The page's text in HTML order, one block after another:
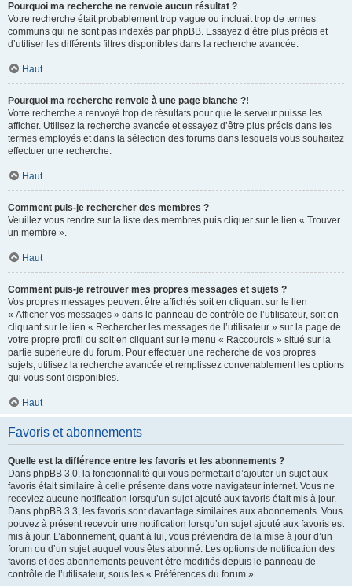
Pourquoi ma recherche ne renvoie aucun résultat ?
Votre recherche était probablement trop vague ou incluait trop de termes
communs qui ne sont pas indexés par phpBB. Essayez d’être plus précis et
d’utiliser les différents filtres disponibles dans la recherche avancée.
Haut
Pourquoi ma recherche renvoie à une page blanche ?!
Votre recherche a renvoyé trop de résultats pour que le serveur puisse les
afficher. Utilisez la recherche avancée et essayez d’être plus précis dans les
termes employés et dans la sélection des forums dans lesquels vous souhaitez
effectuer une recherche.
Haut
Comment puis-je rechercher des membres ?
Veuillez vous rendre sur la liste des membres puis cliquer sur le lien « Trouver
un membre ».
Haut
Comment puis-je retrouver mes propres messages et sujets ?
Vos propres messages peuvent être affichés soit en cliquant sur le lien
« Afficher vos messages » dans le panneau de contrôle de l’utilisateur, soit en
cliquant sur le lien « Rechercher les messages de l’utilisateur » sur la page de
votre propre profil ou soit en cliquant sur le menu « Raccourcis » situé sur la
partie supérieure du forum. Pour effectuer une recherche de vos propres
sujets, utilisez la recherche avancée et remplissez convenablement les options
qui vous sont disponibles.
Haut
Favoris et abonnements
Quelle est la différence entre les favoris et les abonnements ?
Dans phpBB 3.0, la fonctionnalité qui vous permettait d’ajouter un sujet aux
favoris était similaire à celle présente dans votre navigateur internet. Vous ne
receviez aucune notification lorsqu’un sujet ajouté aux favoris était mis à jour.
Dans phpBB 3.3, les favoris sont davantage similaires aux abonnements. Vous
pouvez à présent recevoir une notification lorsqu’un sujet ajouté aux favoris est
mis à jour. L’abonnement, quant à lui, vous préviendra de la mise à jour d’un
forum ou d’un sujet auquel vous êtes abonné. Les options de notification des
favoris et des abonnements peuvent être modifiés depuis le panneau de
contrôle de l’utilisateur, sous les « Préférences du forum ».